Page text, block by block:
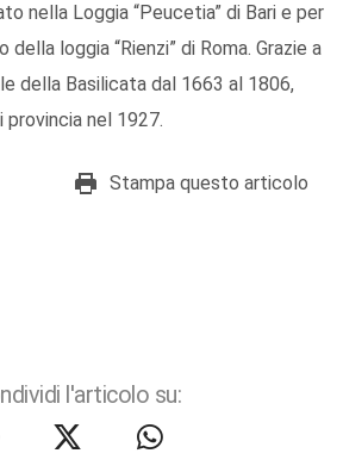
nella Loggia “Peucetia” di Bari e per
loggia “Rienzi” di Roma. Grazie a
della Basilicata dal 1663 al 1806,
nel 1927.
Stampa questo articolo
l'articolo su: